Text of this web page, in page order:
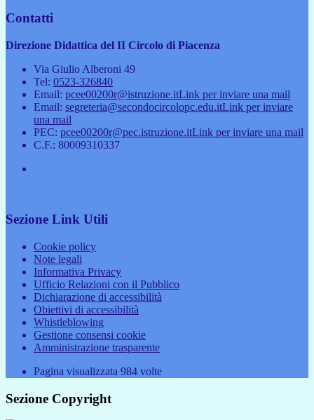
Contatti
Direzione Didattica del II Circolo di Piacenza
Via Giulio Alberoni 49
Tel: 0523-326840
Email: pcee00200r@istruzione.itLink per inviare una mail
Email: segreteria@secondocircolopc.edu.itLink per inviare
una mail
PEC: pcee00200r@pec.istruzione.itLink per inviare una mail
C.F.: 80009310337
Sezione Link Utili
Cookie policy
Note legali
Informativa Privacy
Ufficio Relazioni con il Pubblico
Dichiarazione di accessibilità
Obiettivi di accessibilità
Whistleblowing
Gestione consensi cookie
Amministrazione trasparente
Pagina visualizzata 984 volte
Sezione Copyright